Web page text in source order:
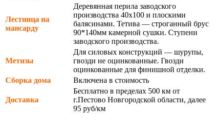
Лестница на
мансарду
Деревянная перила заводского
производства 40х100 и плоскими
балясинами. Тетива — строганный брус
90*140мм камерной сушки. Ступени
заводского производства.
Метизы
Для силовых конструкций — шурупы,
гвозди не оцинкованные. Гвозди
оцинкованные для финишной отделки.
Сборка дома
Включена в стоимость
Доставка
Бесплатно в пределах 500 км от
г.Пестово Новгородской области, далее
95 руб/км